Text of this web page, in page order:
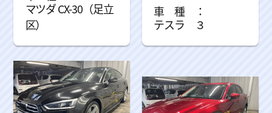
マツダ CX-30（足立
区）
テスラ ３